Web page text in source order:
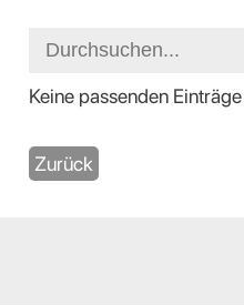
Keine passenden
Zurück